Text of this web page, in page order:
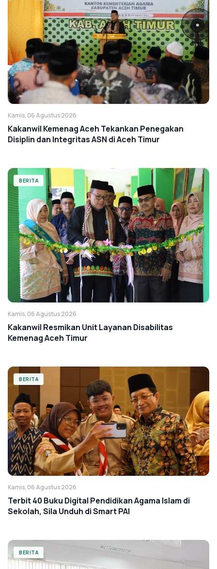
Kamis, 06 Agustus 2026
Kakanwil Kemenag Aceh Tekankan Penegakan
Disiplin dan Integritas ASN di Aceh Timur
BERITA
Kamis, 06 Agustus 2026
Kakanwil Resmikan Unit Layanan Disabilitas
Kemenag Aceh Timur
BERITA
Kamis, 06 Agustus 2026
Terbit 40 Buku Digital Pendidikan Agama Islam di
Sekolah, Sila Unduh di Smart PAI
BERITA